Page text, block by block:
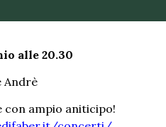
alle 20.30
Andrè
ampio aniticipo!